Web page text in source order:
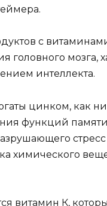
с
головного мозга,
интеллекта.
цинком, как
функций
химического
витамин К,